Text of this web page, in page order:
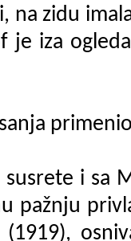
na zidu
je iza
i sa
pažnju